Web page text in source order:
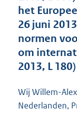
het
26 juni
normen
om
2013, L 180)
Wij Willem-
Nederlanden,